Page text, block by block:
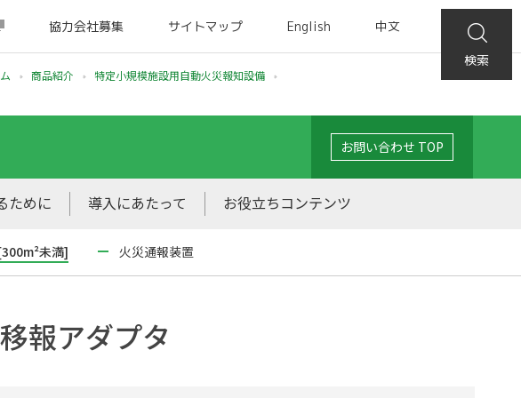
協力会社募集 サイトマップ English
中文
検索
商品紹介
特定小規模施設用自動火災報知設備
お問い合わせ TOP
ために 導入にあたって お役立ちコンテンツ
未満] 火災通報装置
報アダプタ